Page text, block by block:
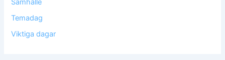
Samhälle
Temadag
Viktiga dagar